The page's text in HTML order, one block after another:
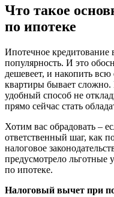
Что такое
по ипотеке
Ипотечное кредитование
популярность. И это
дешевеет, и накопить
квартиры бывает сложно.
удобный способ не
прямо сейчас стать
Хотим вас обрадовать –
ответственный шаг, как
налоговое
предусмотрело льготные
по ипотеке.
Налоговый вычет при